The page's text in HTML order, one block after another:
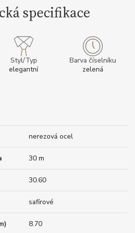
specifikace
Styl/Typ
elegantní
Barva číselníku
zelená
nerezová ocel
30 m
30.60
safírové
8.70